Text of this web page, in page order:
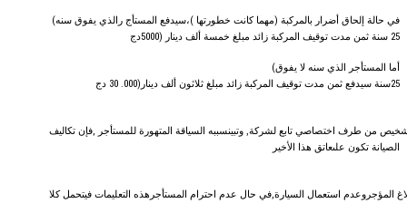
( في حالة إلحاق أضرار بالمركبة (مهماكانت خطورتها )،سيدفع المستأج ر الذي يفوق سنه
25 سنة ثمن مدت توقيف المركبة زائد مبلغ خمسة ألف دينار (5000 دج
( أما المستأجر الذي سنه لا يفوق
25سنة سيدفع ثمن مدت توقيف المركبة زائد مبلغ ثلاثون ألف دينار (000. 30 دج
من طرف اختصاصي تابع لشركة, وتبينسببه السياقة المتهورة للمستأجر ,فإن تكاليف
الصيانة تكون علىعاتق هذا الأخير
المؤجر وعدم استعمال السيارة,في حال عدم احترام المستأجر هذه التعليمات فيتحملكل